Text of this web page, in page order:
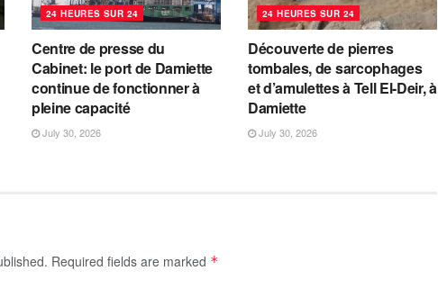
24 HEURES SUR 24
Centre de presse du
Cabinet: le port de Damiette
continue de fonctionner à
pleine capacité
July 30, 2026
24 HEURES SUR 24
Découverte de pierres
tombales, de sarcophages
et d’amulettes à Tell El-Deir, à
Damiette
July 30, 2026
Required fields are marked *